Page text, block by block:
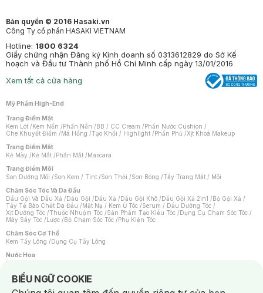
Bản quyền © 2016 Hasaki.vn
Công Ty cổ phần HASAKI VIETNAM
Hotline: 1800 6324
Giấy chứng nhận Đăng ký Kinh doanh số 0313612829 do Sở Kế
hoạch và Đầu tư Thành phố Hồ Chí Minh cấp ngày 13/01/2016
Xem tất cả cửa hàng
Mỹ Phẩm High-End
Trang Điểm Mặt
Kem Lót /Kem Nền /Phấn Nền /BB / CC Cream /Phấn Nước Cushion /
Che Khuyết Điểm /Má Hồng /Tạo Khối / Highlight /Phấn Phủ /Xịt Khoá Makeup
Trang Điểm Mắt
Kẻ Mày /Kẻ Mắt /Phấn Mắt /Mascara
Trang Điểm Môi
Son Dưỡng Môi /Son Kem / Tint /Son Thỏi /Son Bóng /Tẩy Trang Mắt / Môi
Chăm Sóc Tóc Và Da Đầu
Dầu Gội Và Dầu Xả /Dầu Gội /Dầu Xả /Dầu Gội Khô /Dầu Gội Xả 2in1 /Bộ Gội Xả /
Tẩy Tế Bào Chết Da Đầu /Mặt Nạ / Kem Ủ Tóc /Serum / Dầu Dưỡng Tóc /
Xịt Dưỡng Tóc /Thuốc Nhuộm Tóc /Sản Phẩm Tạo Kiểu Tóc /Dụng Cụ Chăm Sóc Tóc /
Máy Sấy Tóc /Lược /Bộ Chăm Sóc Tóc /Phụ Kiện Tóc
Chăm Sóc Cơ Thể
Kem Tẩy Lông /Dụng Cụ Tẩy Lông
Nước Hoa
Nước Hoa Nữ
Chăm Sóc Cá Nhân
BIỂU NGỮ COOKIE
Notice about cookies usage